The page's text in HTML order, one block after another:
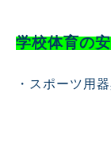
学校体育の
・ スポーツ用